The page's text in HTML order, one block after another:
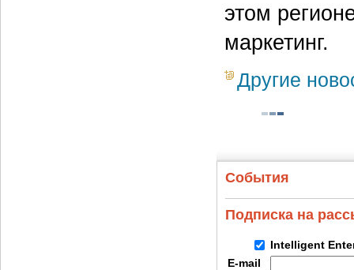
этом
маркетинг.
Другие
События
Подписка на
Intelligent
E-mail